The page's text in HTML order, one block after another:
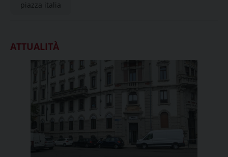
piazza italia
ATTUALITÀ